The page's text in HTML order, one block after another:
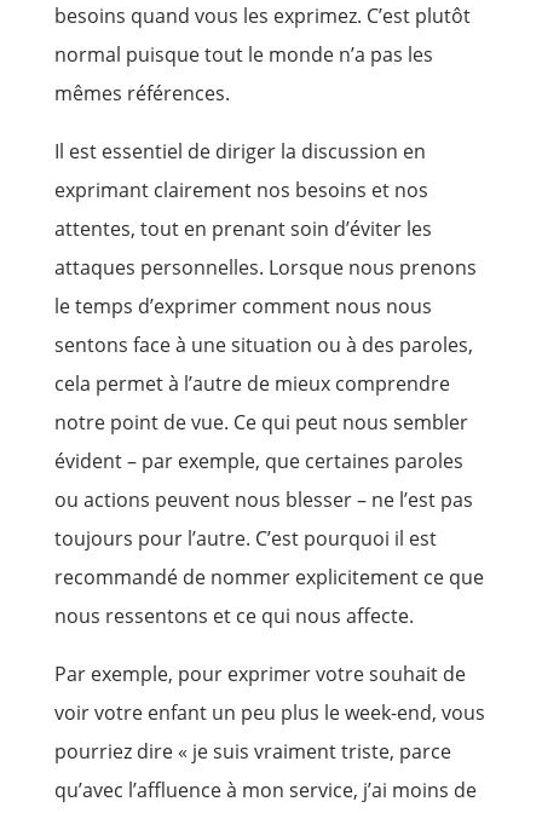
besoins quand vous les exprimez. C’est plutôt
normal puisque tout le monde n’a pas les
mêmes références.
Il est essentiel de diriger la discussion en
exprimant clairement nos besoins et nos
attentes, tout en prenant soin d’éviter les
attaques personnelles. Lorsque nous prenons
le temps d’exprimer comment nous nous
sentons face à une situation ou à des paroles,
cela permet à l’autre de mieux comprendre
notre point de vue. Ce qui peut nous sembler
évident – par exemple, que certaines paroles
ou actions peuvent nous blesser – ne l’est pas
toujours pour l’autre. C’est pourquoi il est
recommandé de nommer explicitement ce que
nous ressentons et ce qui nous affecte.
Par exemple, pour exprimer votre souhait de
voir votre enfant un peu plus le week-end, vous
pourriez dire « je suis vraiment triste, parce
qu’avec l’affluence à mon service, j’ai moins de